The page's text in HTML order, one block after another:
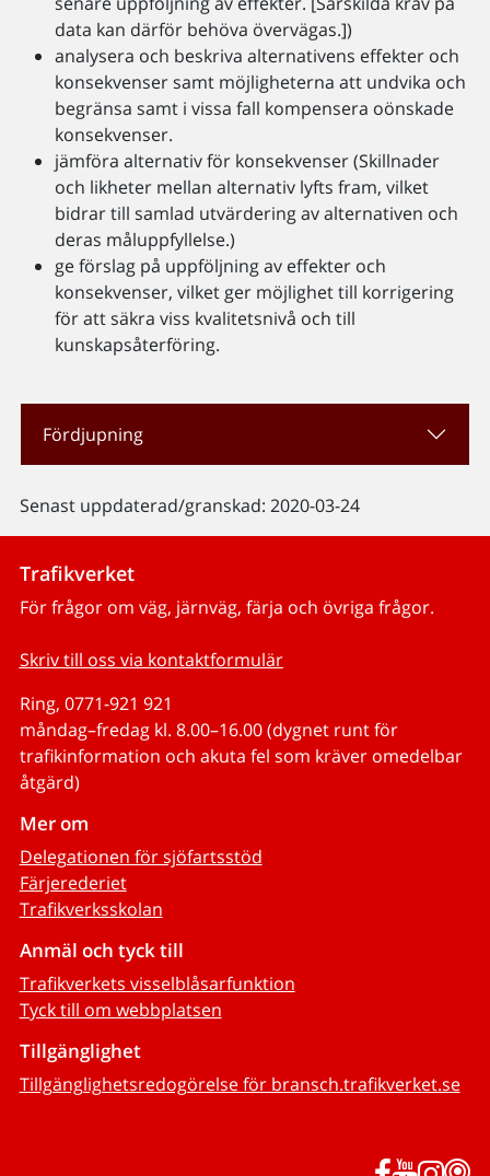
data kan därför behöva övervägas.])
analysera och beskriva alternativens effekter och
konsekvenser samt möjligheterna att undvika och
begränsa samt i vissa fall kompensera oönskade
konsekvenser.
jämföra alternativ för konsekvenser (Skillnader
och likheter mellan alternativ lyfts fram, vilket
bidrar till samlad utvärdering av alternativen och
deras måluppfyllelse.)
ge förslag på uppföljning av effekter och
konsekvenser, vilket ger möjlighet till korrigering
för att säkra viss kvalitetsnivå och till
kunskapsåterföring.
Fördjupning
Senast uppdaterad/granskad: 2020-03-24
Trafikverket
För frågor om väg, järnväg, färja och övriga frågor.
Skriv till oss via kontaktformulär
Ring, 0771-921 921
måndag–fredag kl. 8.00–16.00 (dygnet runt för
trafikinformation och akuta fel som kräver omedelbar
åtgärd)
Mer om
Delegationen för sjöfartsstöd
Färjerederiet
Trafikverksskolan
Anmäl och tyck till
Trafikverkets visselblåsarfunktion
Tyck till om webbplatsen
Tillgänglighet
Tillgänglighetsredogörelse för bransch.trafikverket.se
Facebook
YouTube